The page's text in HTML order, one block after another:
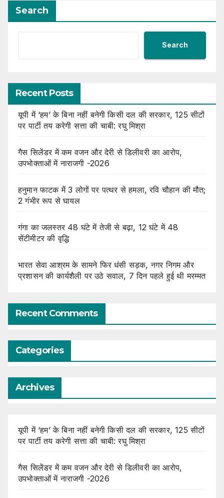
Search
Search
Recent Posts
यूपी में ‘हम’ के बिना नहीं बनेगी किसी दल की सरकार, 125 सीटों
पर पार्टी तय करेगी सत्ता की चाबी: रघु मिश्रा
गैस सिलेंडर में कम वजन और देरी से डिलीवरी का आरोप,
उपभोक्ताओं में नाराजगी -2026
हनुमान फाटक में 3 लोगों पर पत्थर से हमला, रवि चौहान की मौत;
2 गंभीर रूप से घायल
गंगा का जलस्तर 48 घंटे में तेजी से बढ़ा, 12 घंटे में 48
सेंटीमीटर की वृद्धि
भारत सेवा आश्रम के सामने फिर धंसी सड़क, नगर निगम और
प्रशासन की कार्यशैली पर उठे सवाल, 7 दिन पहले हुई थी मरम्मत
Recent Comments
Categories
Archives
यूपी में ‘हम’ के बिना नहीं बनेगी किसी दल की सरकार, 125 सीटों
पर पार्टी तय करेगी सत्ता की चाबी: रघु मिश्रा
गैस सिलेंडर में कम वजन और देरी से डिलीवरी का आरोप,
उपभोक्ताओं में नाराजगी -2026